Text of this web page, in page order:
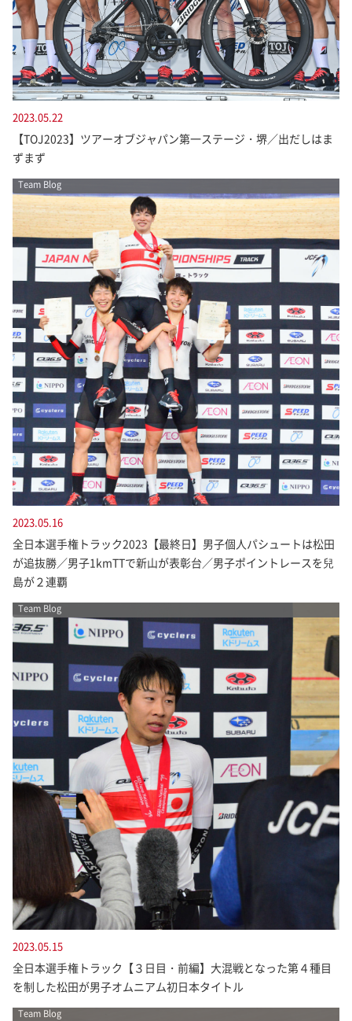
2023.05.22
【TOJ2023】ツアーオブジャパン第一ステージ・堺／出だしはま
ずまず
Team Blog
2023.05.16
全日本選手権トラック2023【最終日】男子個人パシュートは松田
が追抜勝／男子1kmTTで新山が表彰台／男子ポイントレースを兒
島が２連覇
Team Blog
2023.05.15
全日本選手権トラック【３日目・前編】大混戦となった第４種目
を制した松田が男子オムニアム初日本タイトル
Team Blog